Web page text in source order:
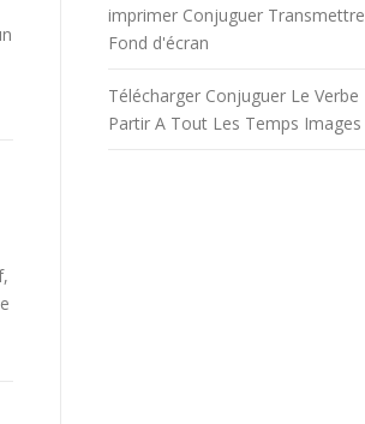
imprimer Conjuguer Transmettre
Fond d'écran
Télécharger Conjuguer Le Verbe
Partir A Tout Les Temps Images